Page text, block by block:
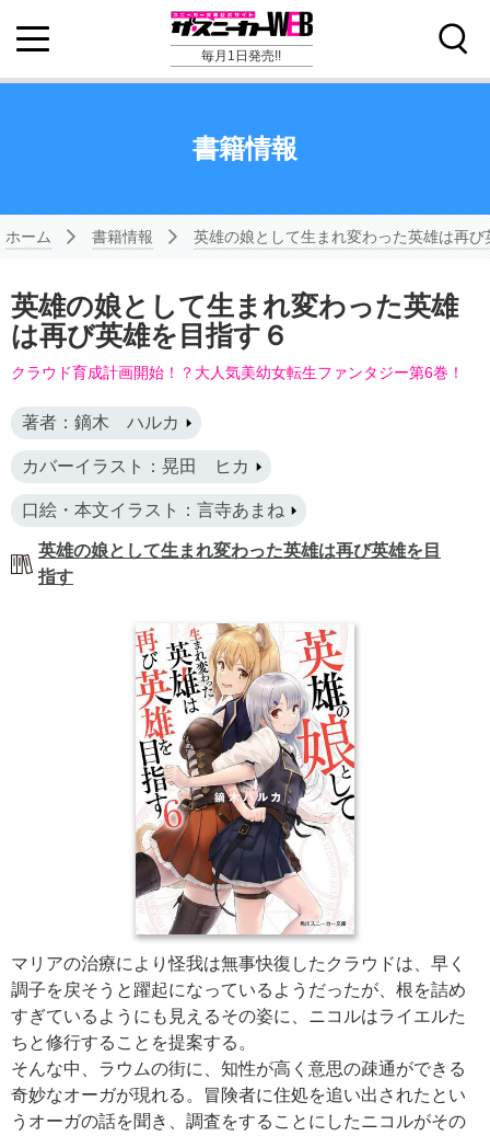
毎月1日発売!!
書籍情報
ホーム 書籍情報 英雄の娘として生まれ変わった英雄は再び
英雄の娘として生まれ変わった英雄
は再び英雄を目指す６
クラウド育成計画開始！？大人気美幼女転生ファンタジー第6巻！
著者：鏑木 ハルカ
カバーイラスト：晃田 ヒカ
口絵・本文イラスト：言寺あまね
英雄の娘として生まれ変わった英雄は再び英雄を目
指す
マリアの治療により怪我は無事快復したクラウドは、早く
調子を戻そうと躍起になっているようだったが、根を詰め
すぎているようにも見えるその姿に、ニコルはライエルた
ちと修行することを提案する。
そんな中、ラウムの街に、知性が高く意思の疎通ができる
奇妙なオーガが現れる。冒険者に住処を追い出されたとい
うオーガの話を聞き、調査をすることにしたニコルがその